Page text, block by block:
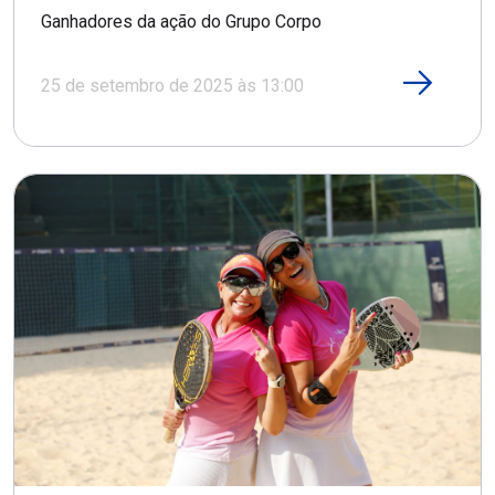
Ganhadores da ação do Grupo Corpo
25 de setembro de 2025 às 13:00